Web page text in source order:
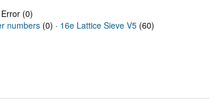
Error (0)
numbers (0) · 16e Lattice Sieve V5 (60)